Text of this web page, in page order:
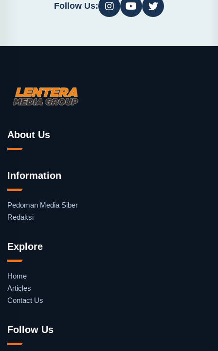
Follow Us:
About Us
Information
Pedoman Media Siber
Redaksi
Explore
Home
Articles
Contact Us
Follow Us